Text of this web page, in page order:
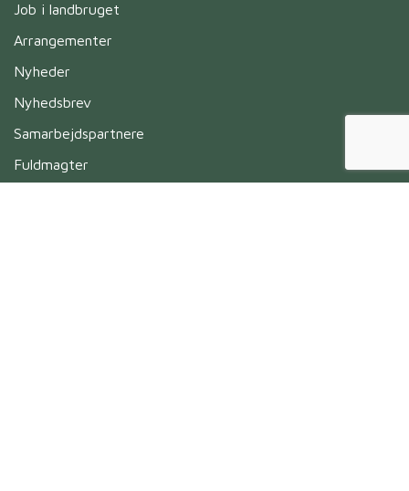
Job i landbruget
Arrangementer
Nyheder
Nyhedsbrev
Samarbejdspartnere
Fuldmagter